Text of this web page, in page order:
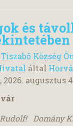
és
Tiszabő Község
által
2026. augusztus
Domány